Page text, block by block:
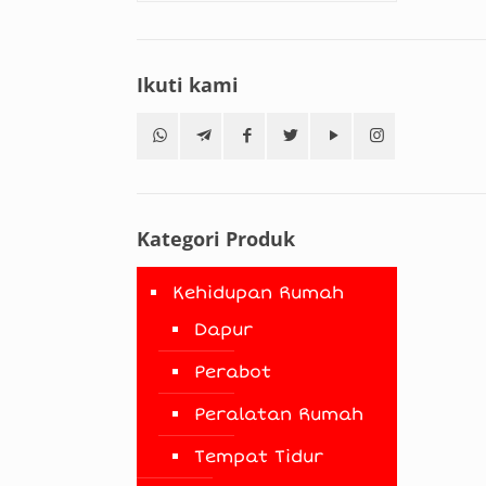
Ikuti kami
Kategori Produk
Kehidupan Rumah
Dapur
Perabot
Peralatan Rumah
Tempat Tidur